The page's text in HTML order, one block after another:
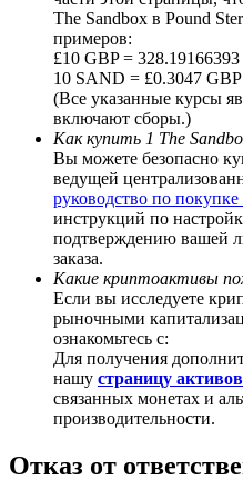
Deposit CASHCAT &
Share 500000 CASHCAT
Exclusive for BitMart
Register & Trade to Win
Precious Metals Trading
Trade Gold & Silver ·
The Sandbox в Pound
примеров:
£10 GBP =
10 SAND = £0.3047 GBP
(Все указанные курсы
включают сборы.)
Как купить 1 The
Вы можете безопасно
ведущей
руководство по
инструкций по
подтверждению вашей
заказа.
Какие криптоактивы
Если вы исследуете
рыночными
ознакомьтесь с:
Для получения
нашу страницу
связанных монетах и
производительности.
Отказ от